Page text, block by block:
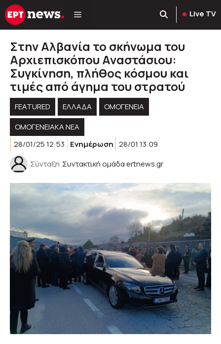
Μετάβαση
σε
Live TV
Στην Αλβανία το σκήνωμα του
Αρχιεπισκόπου Αναστάσιου:
Συγκίνηση, πλήθος κόσμου και
τιμές από άγημα του στρατού
FEATURED ΕΛΛΑΔΑ
ΟΜΟΓΈΝΕΙΑ
ΟΜΟΓΕΝΕΙΑΚΆ ΝΈΑ
28/01/25 12:53
Ενημέρωση 28/01 13:09
Σύνταξη Συντακτική ομάδα ertnews.gr